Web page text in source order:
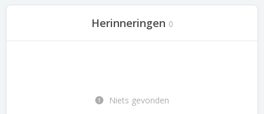
Herinneringen 0
Niets gevonden